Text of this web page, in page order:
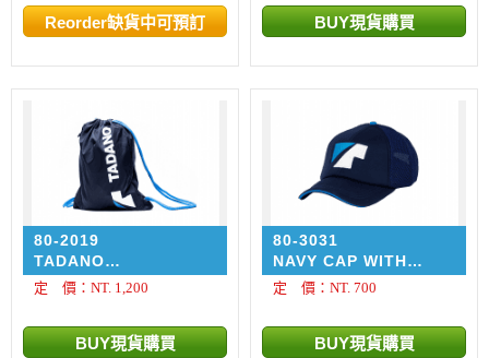
80-2019
TADANO
DRAWSTRING BAG 背
袋
定 價：NT. 1,200
80-3031
NAVY CAP WITH
TADANO LOGO
EMBROIDERY
定 價：NT. 700